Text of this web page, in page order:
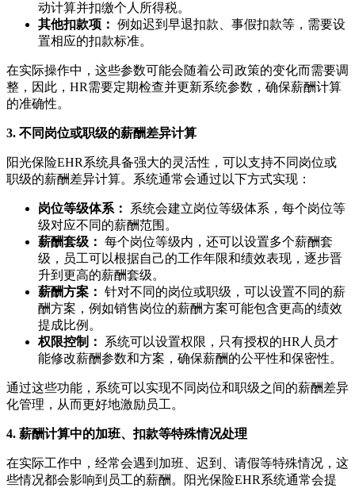
动计算并扣缴个人所得税。
其他扣款项： 例如迟到早退扣款、事假扣款等，需要设
置相应的扣款标准。
在实际操作中，这些参数可能会随着公司政策的变化而需要调
整，因此，HR需要定期检查并更新系统参数，确保薪酬计算
的准确性。
3. 不同岗位或职级的薪酬差异计算
阳光保险EHR系统具备强大的灵活性，可以支持不同岗位或
职级的薪酬差异计算。系统通常会通过以下方式实现：
岗位等级体系：
系统会建立岗位等级体系，每个岗位等
级对应不同的薪酬范围。
薪酬套级： 每个岗位等级内，还可以设置多个薪酬套
级，员工可以根据自己的工作年限和绩效表现，逐步晋
升到更高的薪酬套级。
薪酬方案： 针对不同的岗位或职级，可以设置不同的薪
酬方案，例如销售岗位的薪酬方案可能包含更高的绩效
提成比例。
权限控制：
系统可以设置权限，只有授权的HR人员才
能修改薪酬参数和方案，确保薪酬的公平性和保密性。
通过这些功能，系统可以实现不同岗位和职级之间的薪酬差异
化管理，从而更好地激励员工。
4. 薪酬计算中的加班、扣款等特殊情况处理
在实际工作中，经常会遇到加班、迟到、请假等特殊情况，这
些情况都会影响到员工的薪酬。阳光保险EHR系统通常会提